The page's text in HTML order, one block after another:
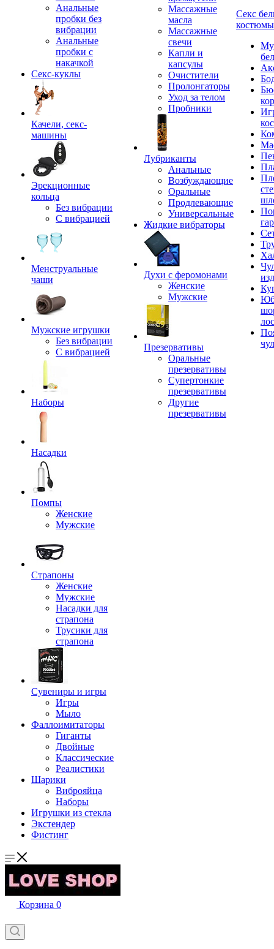
Анальные
пробки без
вибрации
Анальные
пробки с
накачкой
Секс-куклы
Качели, секс-
машины
Эрекционные
кольца
Без вибрации
С вибрацией
Менструальные
чаши
Мужские игрушки
Без вибрации
С вибрацией
Наборы
Насадки
Помпы
Женские
Мужские
Страпоны
Женские
Мужские
Насадки для
страпона
Трусики для
страпона
Сувениры и игры
Игры
Мыло
Фаллоимитаторы
Гиганты
Двойные
Классические
Реалистики
Шарики
Виброяйца
Наборы
Игрушки из стекла
Экстендер
Фистинг
Массажные
масла
Массажные
свечи
Капли и
капсулы
Очистители
Пролонгаторы
Уход за телом
Пробники
Лубриканты
Анальные
Возбуждающие
Оральные
Продлевающие
Универсальные
Жидкие вибраторы
Духи с феромонами
Женские
Мужские
Презервативы
Оральные
презервативы
Супертонкие
презервативы
Другие
презервативы
Секс
костюмы
Корзина 0